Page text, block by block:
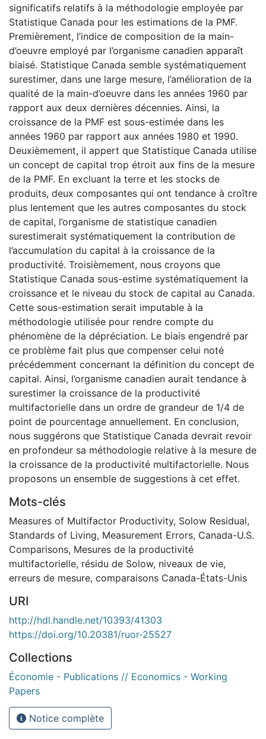
significatifs relatifs à la méthodologie employée par
Statistique Canada pour les estimations de la PMF.
Premièrement, l’indice de composition de la main-
d’oeuvre employé par l’organisme canadien apparaît
biaisé. Statistique Canada semble systématiquement
surestimer, dans une large mesure, l’amélioration de la
qualité de la main-d’oeuvre dans les années 1960 par
rapport aux deux dernières décennies. Ainsi, la
croissance de la PMF est sous-estimée dans les
années 1960 par rapport aux années 1980 et 1990.
Deuxièmement, il appert que Statistique Canada utilise
un concept de capital trop étroit aux fins de la mesure
de la PMF. En excluant la terre et les stocks de
produits, deux composantes qui ont tendance à croître
plus lentement que les autres composantes du stock
de capital, l’organisme de statistique canadien
surestimerait systématiquement la contribution de
l’accumulation du capital à la croissance de la
productivité. Troisièmement, nous croyons que
Statistique Canada sous-estime systématiquement la
croissance et le niveau du stock de capital au Canada.
Cette sous-estimation serait imputable à la
méthodologie utilisée pour rendre compte du
phénomène de la dépréciation. Le biais engendré par
ce problème fait plus que compenser celui noté
précédemment concernant la définition du concept de
capital. Ainsi, l’organisme canadien aurait tendance à
surestimer la croissance de la productivité
multifactorielle dans un ordre de grandeur de 1/4 de
point de pourcentage annuellement. En conclusion,
nous suggérons que Statistique Canada devrait revoir
en profondeur sa méthodologie relative à la mesure de
la croissance de la productivité multifactorielle. Nous
proposons un ensemble de suggestions à cet effet.
Mots-clés
Measures of Multifactor Productivity, Solow Residual,
Standards of Living, Measurement Errors, Canada-U.S.
Comparisons, Mesures de la productivité
multifactorielle, résidu de Solow, niveaux de vie,
erreurs de mesure, comparaisons Canada-États-Unis
URI
http://hdl.handle.net/10393/41303
https://doi.org/10.20381/ruor-25527
Collections
Économie - Publications // Economics - Working
Papers
Notice complète